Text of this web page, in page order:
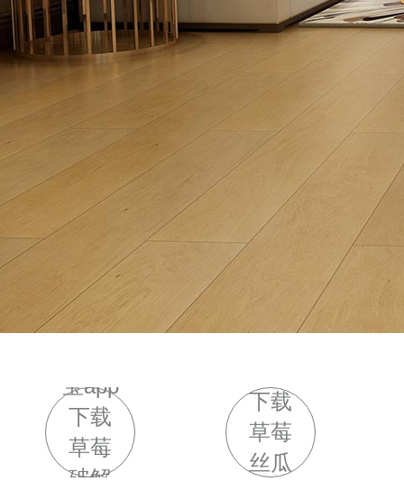
宝app
下载
草莓
破解
幸福
下载
草莓
丝瓜